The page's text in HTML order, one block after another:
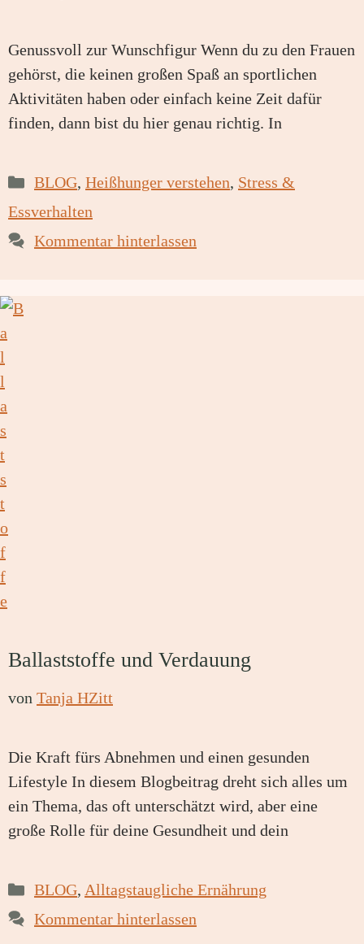
Genussvoll zur Wunschfigur Wenn du zu den Frauen
gehörst, die keinen großen Spaß an sportlichen
Aktivitäten haben oder einfach keine Zeit dafür
finden, dann bist du hier genau richtig. In
Kategorien
BLOG, Heißhunger verstehen, Stress &
Essverhalten
Kommentar hinterlassen
Ballaststoffe und Verdauung
von Tanja HZitt
Die Kraft fürs Abnehmen und einen gesunden
Lifestyle In diesem Blogbeitrag dreht sich alles um
ein Thema, das oft unterschätzt wird, aber eine
große Rolle für deine Gesundheit und dein
Kategorien
BLOG, Alltagstaugliche Ernährung
Kommentar hinterlassen